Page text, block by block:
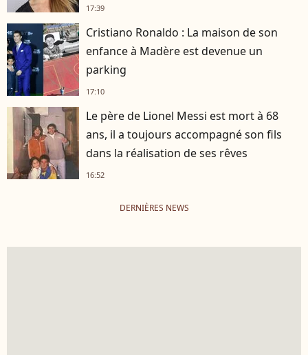
17:39
Cristiano Ronaldo : La maison de son
enfance à Madère est devenue un
parking
17:10
Le père de Lionel Messi est mort à 68
ans, il a toujours accompagné son fils
dans la réalisation de ses rêves
16:52
DERNIÈRES NEWS